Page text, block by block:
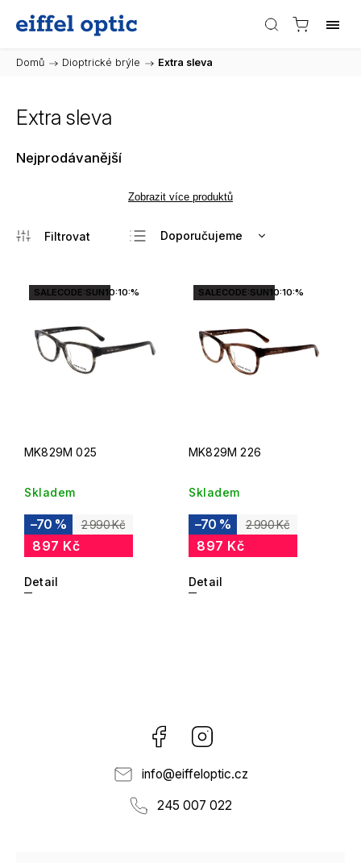
Domů / Dioptrické brýle / Extra sleva
Extra sleva
Nejprodávanější
Zobrazit více produktů
Doporučujeme
Nejdražší
Abecedně
SALECODE:SUN10:10:%
MK829M 025
Skladem
2 990 Kč
–70 %
897 Kč
Detail
SALECODE:SUN10:10:%
MK829M 226
Skladem
2 990 Kč
–70 %
897 Kč
Detail
Facebook
info@eiffeloptic.cz
245 007 022